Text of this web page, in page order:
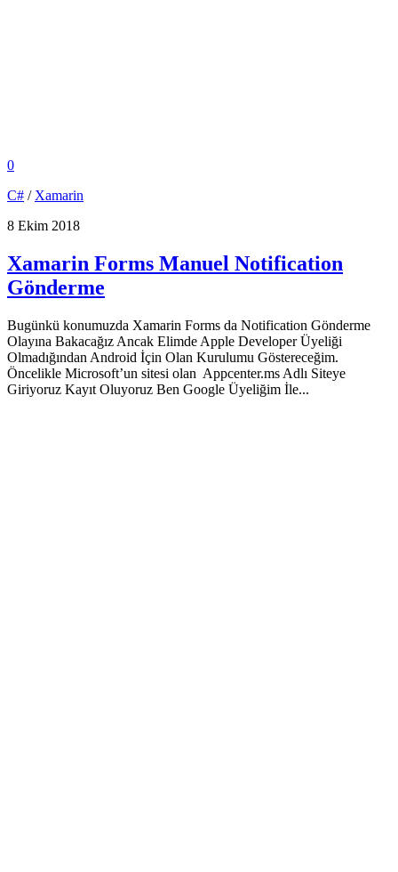
0
C# / Xamarin
8 Ekim 2018
Xamarin Forms Manuel Notification
Gönderme
Bugünkü konumuzda Xamarin Forms da Notification Gönderme
Olayına Bakacağız Ancak Elimde Apple Developer Üyeliği
Olmadığından Android İçin Olan Kurulumu Göstereceğim.
Öncelikle Microsoft’un sitesi olan Appcenter.ms Adlı Siteye
Giriyoruz Kayıt Oluyoruz Ben Google Üyeliğim İle...